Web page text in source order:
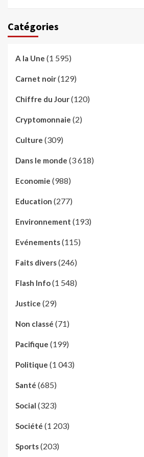
Catégories
A la Une (1 595)
Carnet noir(129)
Chiffre du Jour(120)
Cryptomonnaie (2)
Culture (309)
Dans le monde (3 618)
Economie (988)
Education (277)
Environnement (193)
Evénements(115)
Faits divers(246)
Flash Info(1 548)
Justice (29)
Non classé (71)
Pacifique (199)
Politique (1 043)
Santé (685)
Social (323)
Société (1 203)
Sports(203)